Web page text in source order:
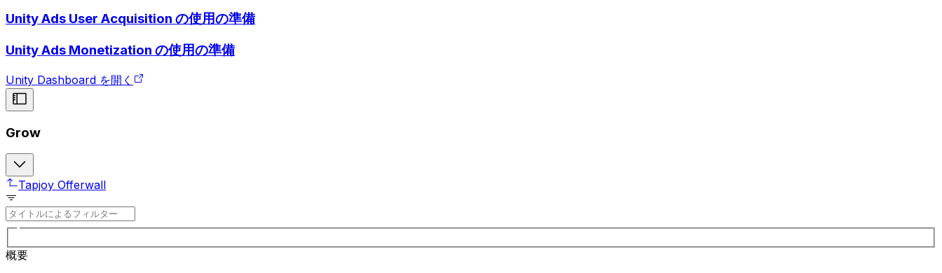
Unity Ads User Acquisition の使用の準備
Unity Ads Monetization の使用の準備
Unity Dashboard を開く
Grow
Tapjoy Offerwall
概要